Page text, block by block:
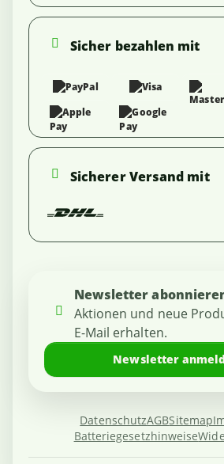
Sicher bezahlen mit
Sicherer Versand mit
Newsletter
Aktionen und neue
E-Mail erhalten.
Newsletter
DatenschutzAGBSitemap
Batteriegesetzhinweise